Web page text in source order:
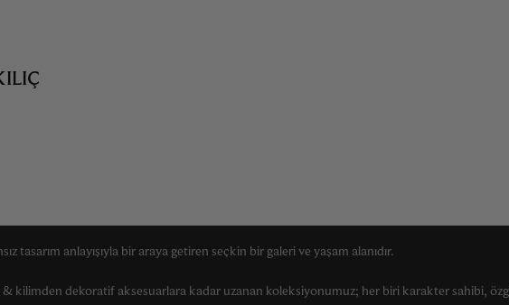
tasarım anlayışıyla bir araya getiren seçkin bir galeri ve yaşam alanıdır.
kilimden dekoratif aksesuarlara kadar uzanan koleksiyonumuz; her biri karakter sahibi,